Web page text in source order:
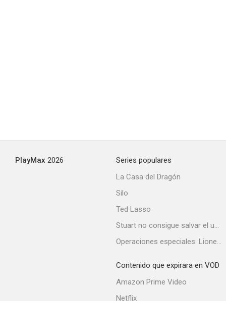
PlayMax 2026
Series populares
La Casa del Dragón
Silo
Ted Lasso
Stuart no consigue salvar el universo
Operaciones especiales: Lioness
Contenido que expirara en VOD
Amazon Prime Video
Netflix